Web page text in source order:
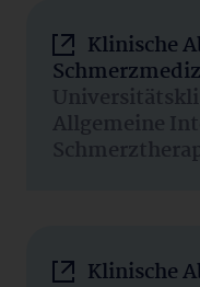
Klinische
Allgemeine
Klinische